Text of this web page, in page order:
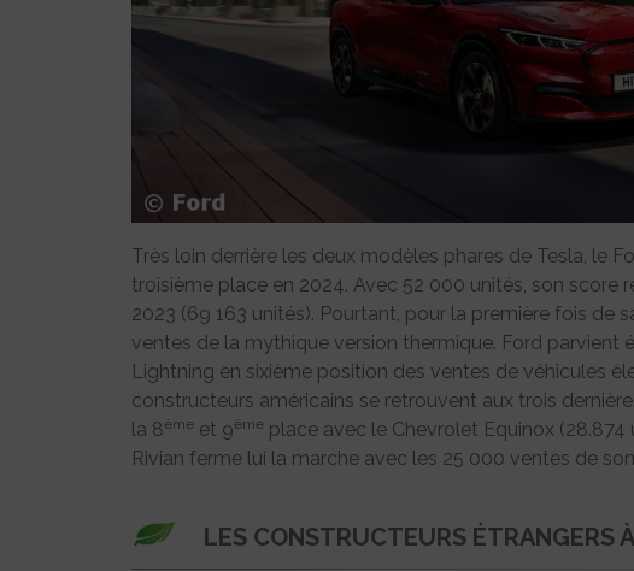
Très loin derrière les deux modèles phares de Tesla, le
troisième place en 2024. Avec 52 000 unités, son score
2023 (69 163 unités). Pourtant, pour la première fois de
ventes de la mythique version thermique. Ford parvient
Lightning en sixième position des ventes de véhicules
constructeurs américains se retrouvent aux trois
la 8ème et 9ème place avec le Chevrolet Equinox
Rivian ferme lui la marche avec les 25 000 ventes de son
LES CONSTRUCTEURS ÉTRANGERS